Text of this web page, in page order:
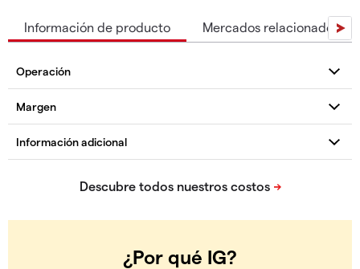
Información de producto Mercados relacionados
¿Por qué IG?